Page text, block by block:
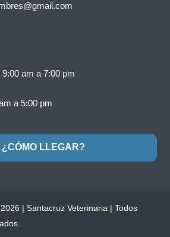
am a 7:00 pm
a 5:00 pm
¿CÓMO LLEGAR?
| Santacruz Veterinaria | Todos